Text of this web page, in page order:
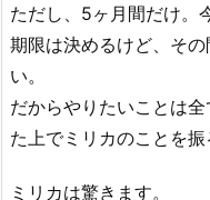
ただし、5ヶ月間だけ。
期限は決めるけど、そ
い。
だからやりたいことは
た上でミリカのことを振
ミリカは驚きます。